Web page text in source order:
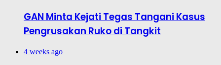
GAN Minta Kejati Tegas Tangani Kasus
Pengrusakan Ruko di Tangkit
4 weeks ago